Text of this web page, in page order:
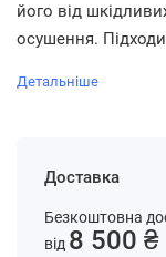
його від
осушення.
Детальніше
Доставка
Безкоштовна
від 8 500 ₴